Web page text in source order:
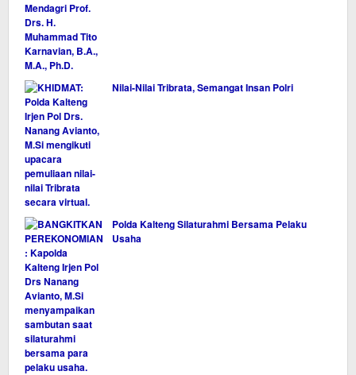
Nilai-Nilai Tribrata, Semangat Insan Polri
Polda Kalteng Silaturahmi Bersama Pelaku
Usaha